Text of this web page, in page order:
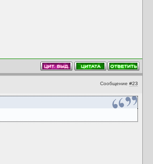
Сообщение #23